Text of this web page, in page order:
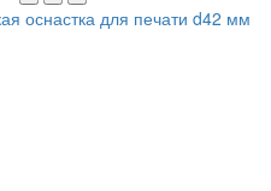
оснастка для печати d42 мм